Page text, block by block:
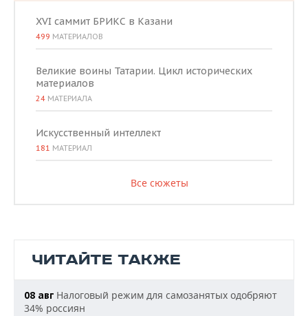
XVI саммит БРИКС в Казани
499 МАТЕРИАЛОВ
Великие воины Татарии. Цикл исторических
материалов
24 МАТЕРИАЛА
Искусственный интеллект
181 МАТЕРИАЛ
Все сюжеты
ЧИТАЙТЕ ТАКЖЕ
08 авг Налоговый режим для самозанятых одобряют
34% россиян